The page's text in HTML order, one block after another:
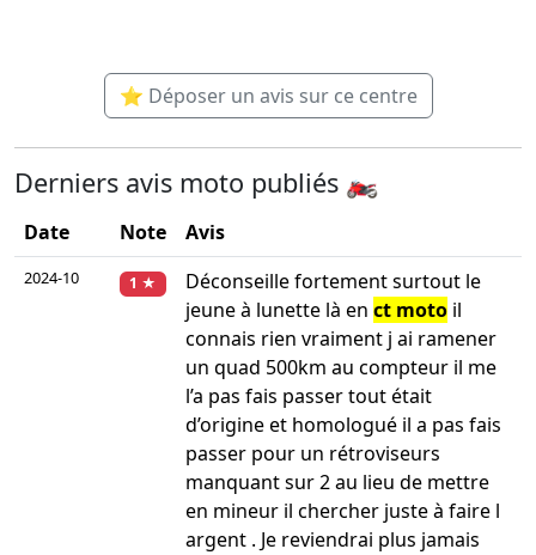
⭐ Déposer un avis sur ce centre
Derniers avis moto publiés 🏍️
Date Note Avis
2024-10 1 ★
Déconseille fortement surtout le
jeune à lunette là en ct moto il
connais rien vraiment j ai ramener
un quad 500km au compteur il me
l’a pas fais passer tout était
d’origine et homologué il a pas fais
passer pour un rétroviseurs
manquant sur 2 au lieu de mettre
en mineur il chercher juste à faire l
argent . Je reviendrai plus jamais